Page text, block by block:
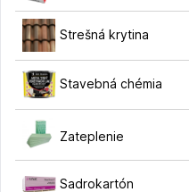
Strešná krytina
Stavebná chémia
Zateplenie
Sadrokartón